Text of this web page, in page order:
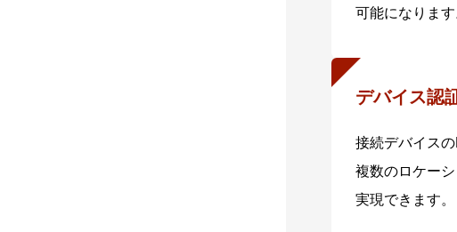
可能になります
デバイス認
接続デバイス
複数のロケー
実現できます。